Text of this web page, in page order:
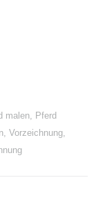
malen, Pferd
, Vorzeichnung,